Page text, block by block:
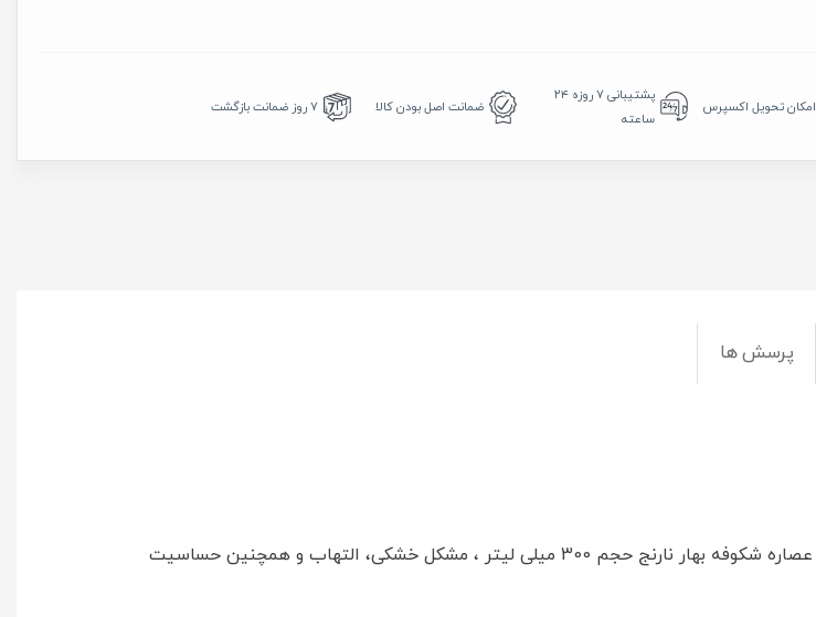
امکان تحویل اکسپرس
پشتیبانی ۷ روزه ۲۴
ساعته
ضمانت اصل بودن کالا 7 روز ضمانت بازگشت
پرسش ها
همین ابتدا باید بگوییم با خرید شامپو بدن درماکلين حاوی مواد مرطوب کننده با عصاره شکوفه بهار نارنج حجم 300 میلی لیتر ، مشکل خشکی، التهاب و همچنین حساسیت